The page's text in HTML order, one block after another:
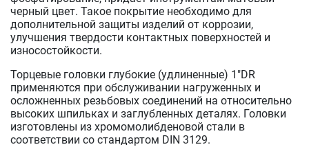
черный цвет. Такое покрытие необходимо для
дополнительной защиты изделий от коррозии,
улучшения твердости контактных поверхностей и
износостойкости.
Торцевые головки глубокие (удлиненные) 1"DR
применяются при обслуживании нагруженных и
осложненных резьбовых соединений на относительно
высоких шпильках и заглубленных деталях. Головки
изготовлены из хромомолибденовой стали в
соответствии со стандартом DIN 3129.